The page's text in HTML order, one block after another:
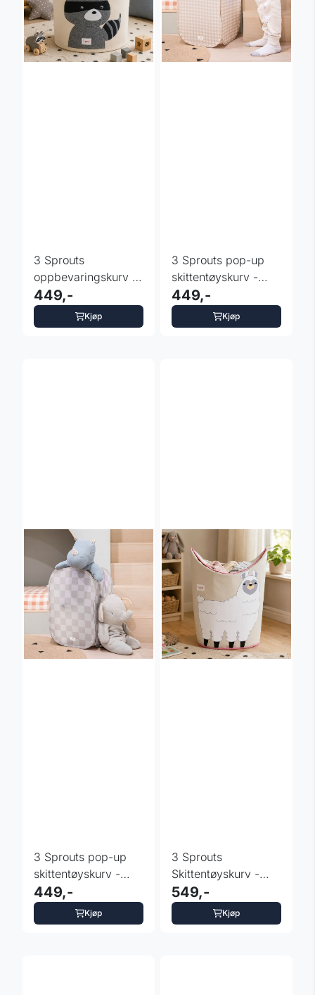
3 Sprouts
oppbevaringskurv -
Vaskebjørn
449,-
Kjøp
3 Sprouts pop-up
skittentøyskurv -
Gingham
449,-
Kjøp
3 Sprouts pop-up
skittentøyskurv -
Sjakkbrett
449,-
Kjøp
3 Sprouts
Skittentøyskurv -
Llama
549,-
Kjøp